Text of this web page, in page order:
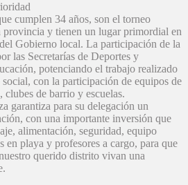
cumplen 34 años, son el torneo
provincia y tienen un lugar primordial en
Gobierno local. La participación de la
las Secretarías de Deportes y
potenciando el trabajo realizado
social, con la participación de equipos de
de barrio y escuelas.
garantiza para su delegación un
con una importante inversión que
alimentación, seguridad, equipo
en playa y profesores a cargo, para que
querido distrito vivan una